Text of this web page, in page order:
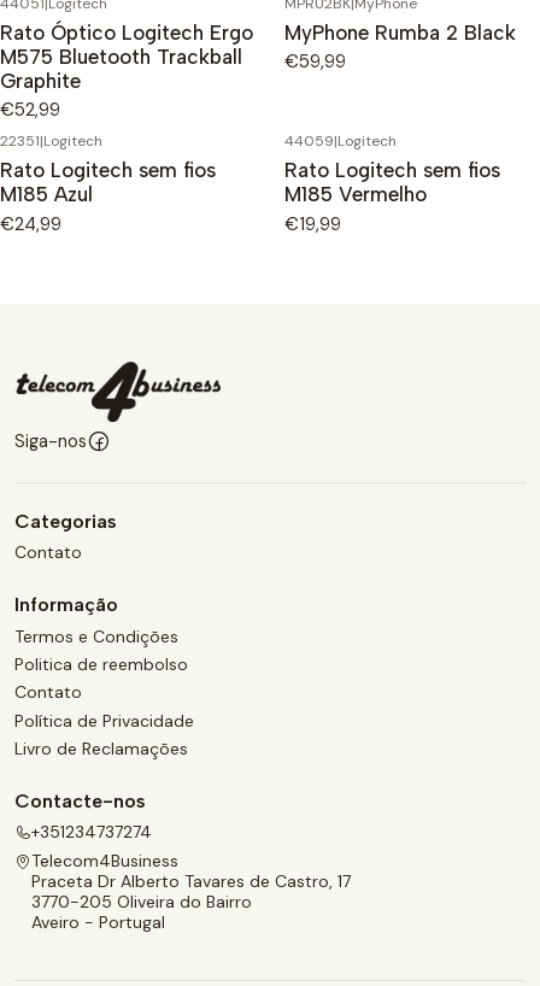
Rato Óptico Logitech Ergo
M575 Bluetooth Trackball
Graphite
€52,99
MyPhone Rumba 2 Black
€59,99
22351|Logitech
Rato Logitech sem fios
M185 Azul
€24,99
44059|Logitech
Rato Logitech sem fios
M185 Vermelho
€19,99
Siga-nos
Categorias
Contato
Informação
Termos e Condições
Politica de reembolso
Contato
Política de Privacidade
Livro de Reclamações
Contacte-nos
+351234737274
Telecom4Business
Praceta Dr Alberto Tavares de Castro, 17
3770-205 Oliveira do Bairro
Aveiro - Portugal